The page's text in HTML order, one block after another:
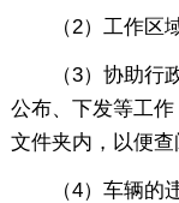
（2）工作区域
（3）协助行政
公布、下发等工
文件夹内，以便查
（4）车辆的违